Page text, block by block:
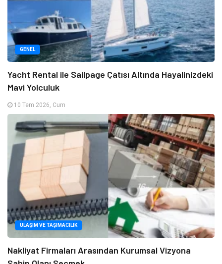
GENEL
Yacht Rental ile Sailpage Çatısı Altında Hayalinizdeki
Mavi Yolculuk
10 Tem 2026, Cum
ULAŞIM VE TAŞIMACILIK
Nakliyat Firmaları Arasından Kurumsal Vizyona